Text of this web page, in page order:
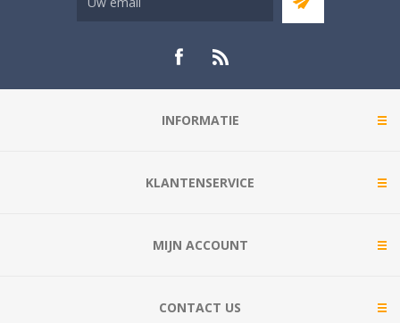
INFORMATIE
KLANTENSERVICE
MIJN ACCOUNT
CONTACT US